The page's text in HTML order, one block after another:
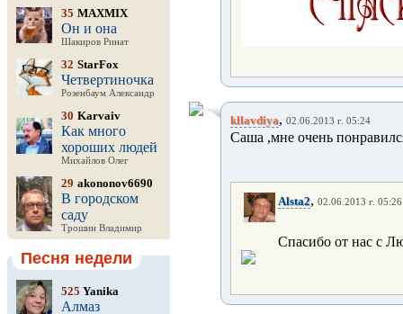
35 MAXMIX
Он и она
Шакиров Ринат
32 StarFox
Четвертиночка
Розенбаум Александр
30 Karvaiv
Как много
хороших людей
Михайлов Олег
29 akononov6690
В городском
саду
Трошин Владимир
Песня недели
525 Yanika
Алмаз
kllavdiya, 02.06.2013 г. 05:24
Саша ,мне очень
Alsta2, 02.06.2013 г. 05:26
Спасибо от нас с